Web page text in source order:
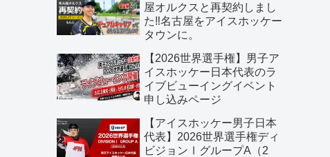
屋オルクスと再契約しまし
た‼️名古屋をアイスホッケー
タウンに。
【2026世界選手権】男子ア
イスホッケー日本代表のラ
イブビューイングイベント
申し込みページ
【アイスホッケー男子日本
代表】2026世界選手権ディ
ビジョンⅠグループA（2